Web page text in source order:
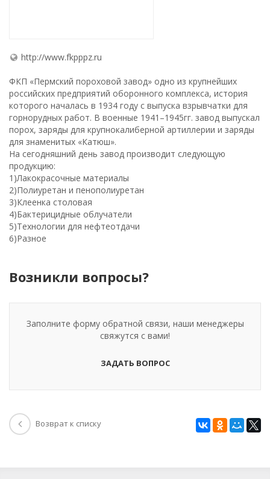
http://www.fkpppz.ru
ФКП «Пермский пороховой завод» одно из крупнейших
российских предприятий оборонного комплекса, история
которого началась в 1934 году с выпуска взрывчатки для
горнорудных работ. В военные 1941–1945гг. завод выпускал
порох, заряды для крупнокалиберной артиллерии и заряды
для знаменитых «Катюш».
На сегодняшний день завод производит следующую
продукцию:
1)Лакокрасочные материалы
2)Полиуретан и пенополиуретан
3)Клеенка столовая
4)Бактерицидные облучатели
5)Технологии для нефтеотдачи
6)Разное
Возникли вопросы?
Заполните форму обратной связи, наши менеджеры
свяжутся с вами!
ЗАДАТЬ ВОПРОС
Возврат к списку